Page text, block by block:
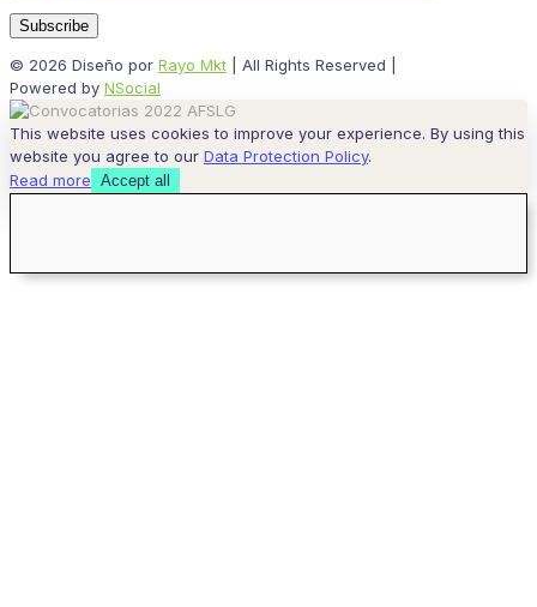
© 2026 Diseño por Rayo Mkt | All Rights Reserved |
Powered by NSocial
This website uses cookies to improve your experience. By using this
website you agree to our Data Protection Policy.
Read more Accept all